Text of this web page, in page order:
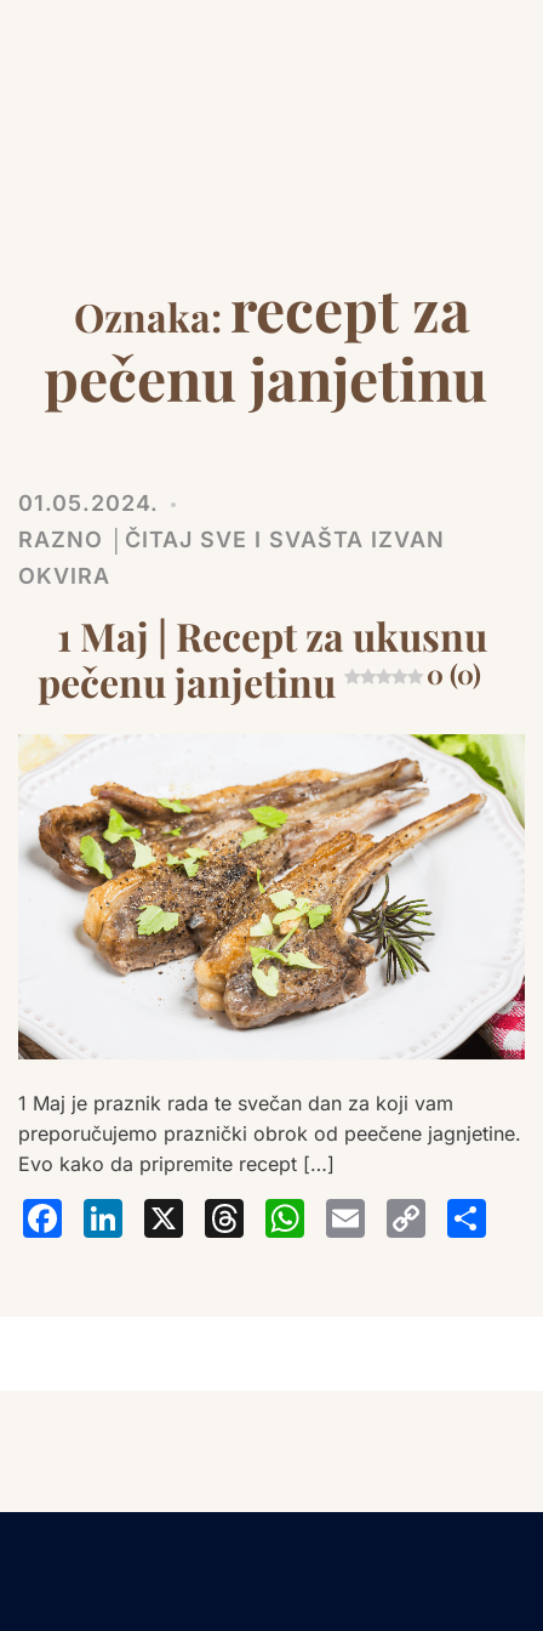
Oznaka: recept za
pečenu janjetinu
01.05.2024.
RAZNO │ČITAJ SVE I SVAŠTA IZVAN
OKVIRA
1 Maj | Recept za ukusnu
pečenu janjetinu
0 (0)
1 Maj je praznik rada te svečan dan za koji vam
preporučujemo praznički obrok od peečene jagnjetine.
Evo kako da pripremite recept […]
Facebook
LinkedIn
X Threads
Email